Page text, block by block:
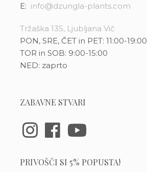
E: info@dzungla-plants.com
Tržaška 135, Ljubljana Vič
PON, SRE, ČET in PET: 11:00-19:00
TOR in SOB: 9:00-15:00
NED: zaprto
ZABAVNE STVARI
PRIVOŠČI SI 5% POPUSTA!